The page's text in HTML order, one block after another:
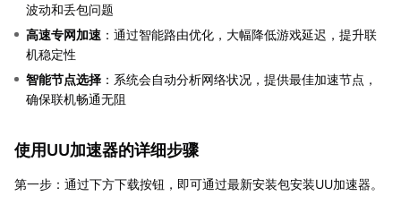
波动和丢包问题
高速专网加速 ：通过智能路由优化，大幅降低游戏延迟，提升联
机稳定性
智能节点选择 ：系统会自动分析网络状况，提供最佳加速节点，
确保联机畅通无阻
使用UU加速器的详细步骤
第一步：通过下方下载按钮，即可通过最新安装包安装UU加速器。